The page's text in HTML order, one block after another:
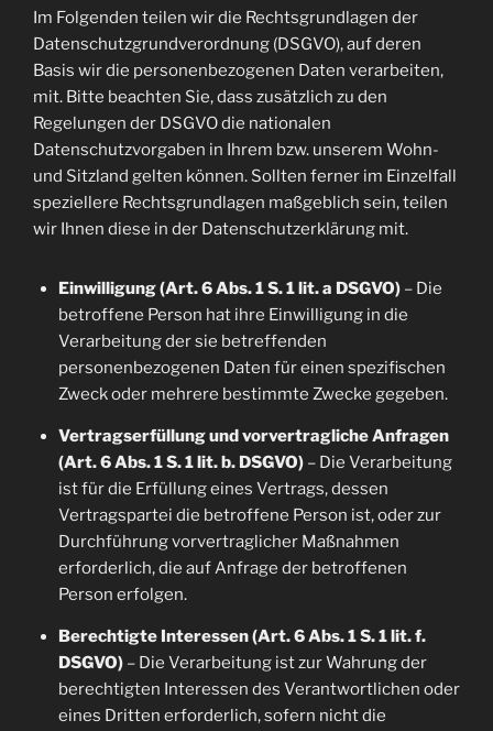
Im Folgenden teilen wir die Rechtsgrundlagen der
Datenschutzgrundverordnung (DSGVO), auf deren
Basis wir die personenbezogenen Daten verarbeiten,
mit. Bitte beachten Sie, dass zusätzlich zu den
Regelungen der DSGVO die nationalen
Datenschutzvorgaben in Ihrem bzw. unserem Wohn-
und Sitzland gelten können. Sollten ferner im Einzelfall
speziellere Rechtsgrundlagen maßgeblich sein, teilen
wir Ihnen diese in der Datenschutzerklärung mit.
Einwilligung (Art. 6 Abs. 1 S. 1 lit. a DSGVO)– Die
betroffene Person hat ihre Einwilligung in die
Verarbeitung der sie betreffenden
personenbezogenen Daten für einen spezifischen
Zweck oder mehrere bestimmte Zwecke gegeben.
Vertragserfüllung und vorvertragliche Anfragen
(Art. 6 Abs. 1 S. 1 lit. b. DSGVO)– Die Verarbeitung
ist für die Erfüllung eines Vertrags, dessen
Vertragspartei die betroffene Person ist, oder zur
Durchführung vorvertraglicher Maßnahmen
erforderlich, die auf Anfrage der betroffenen
Person erfolgen.
Berechtigte Interessen (Art. 6 Abs. 1 S. 1 lit. f.
DSGVO)– Die Verarbeitung ist zur Wahrung der
berechtigten Interessen des Verantwortlichen oder
eines Dritten erforderlich, sofern nicht die